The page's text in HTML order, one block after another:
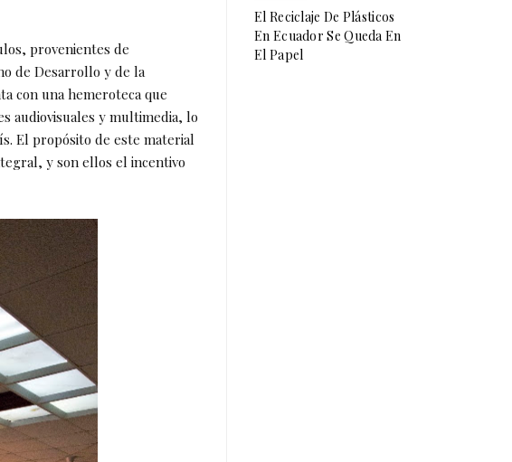
provenientes de
de Desarrollo y de la
con una hemeroteca que
audiovisuales y multimedia, lo
El propósito de este material
y son ellos el incentivo
El Reciclaje De Plásticos
En Ecuador Se Queda En
El Papel